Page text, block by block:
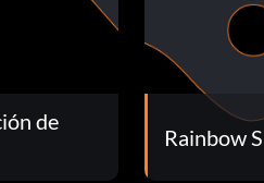
de
Rainbow